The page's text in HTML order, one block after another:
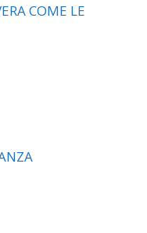
COME LE